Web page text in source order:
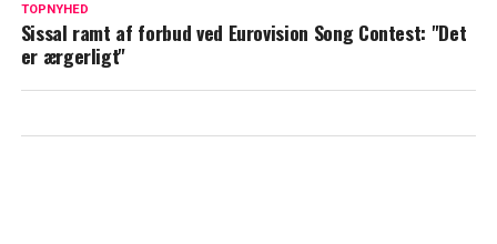
taler ud
TOPNYHED
Sissal ramt af forbud ved Eurovision Song Contest: "Det
er ærgerligt"